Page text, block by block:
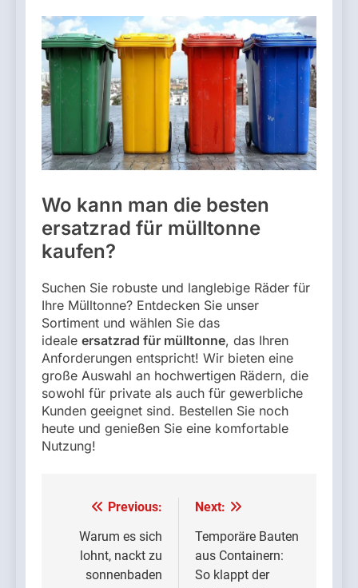
Wo kann man die besten
ersatzrad für mülltonne
kaufen?
Suchen Sie robuste und langlebige Räder für
Ihre Mülltonne? Entdecken Sie unser
Sortiment und wählen Sie das
ideale ersatzrad für mülltonne, das Ihren
Anforderungen entspricht! Wir bieten eine
große Auswahl an hochwertigen Rädern, die
sowohl für private als auch für gewerbliche
Kunden geeignet sind. Bestellen Sie noch
heute und genießen Sie eine komfortable
Nutzung!
Beitrags-
Navigation
Previous:
Warum es sich
lohnt, nackt zu
sonnenbaden
Next:
Temporäre Bauten
aus Containern:
So klappt der